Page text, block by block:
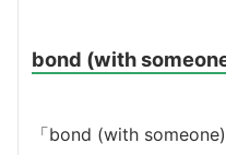
bond (with
「bond (with